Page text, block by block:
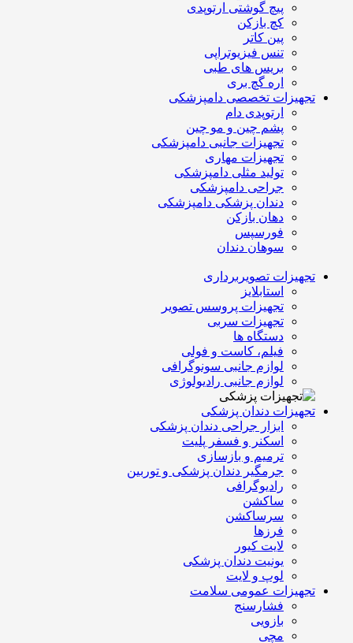
پیچ گوشتی ارتوپدی
کچ بازکن
پین کاتر
تنس فیزیوتراپی
بریس های طبی
اره گچ بری
تجهیزات تخصصی دامپزشکی
ارتوپدی دام
پشم چین و مو چین
تجهیزات جانبی دامپزشکی
تجهیزات مهاری
تولید مثلی دامپزشکی
جراحی دامپزشکی
دندان پزشکی دامپزشکی
دهان بازکن
فورسپس
سوهان دندان
تجهیزات تصویربرداری
استابلایز
تجهیزات پروسس تصویر
تجهیزات سربی
دستگاه ها
فیلم، کاست و فولی
لوازم جانبی سونوگرافی
لوازم جانبی رادیولوژی
تجهیزات دندان پزشکی
ابزار جراحی دندان پزشکی
اسکنر و فسفر پلیت
ترمیم و بازسازی
جرمگیر دندان پزشکی و توربین
رادیوگرافی
ساکشن
سرساکشن
فرزها
لایت کیور
یونیت دندان پزشکی
لوپ و لایت
تجهیزات عمومی سلامت
فشارسنج
بازویی
مچی